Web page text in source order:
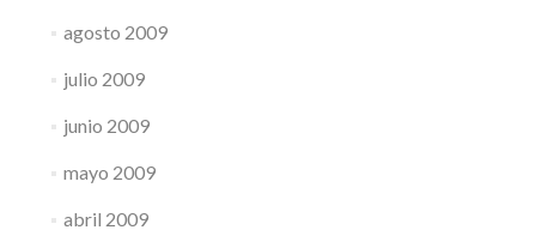
agosto 2009
julio 2009
junio 2009
mayo 2009
abril 2009